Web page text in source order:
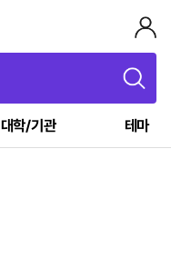
대학/기관 테마